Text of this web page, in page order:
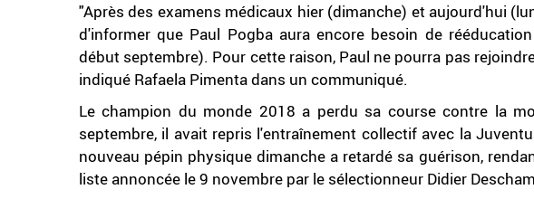
"Après des examens médicaux hier (dimanche) et aujourd'hui
d'informer que Paul Pogba aura encore besoin de
début septembre). Pour cette raison, Paul ne pourra pas
indiqué Rafaela Pimenta dans un communiqué.
Le champion du monde 2018 a perdu sa course contre la
septembre, il avait repris l'entraînement collectif avec la
nouveau pépin physique dimanche a retardé sa guérison,
liste annoncée le 9 novembre par le sélectionneur Didier